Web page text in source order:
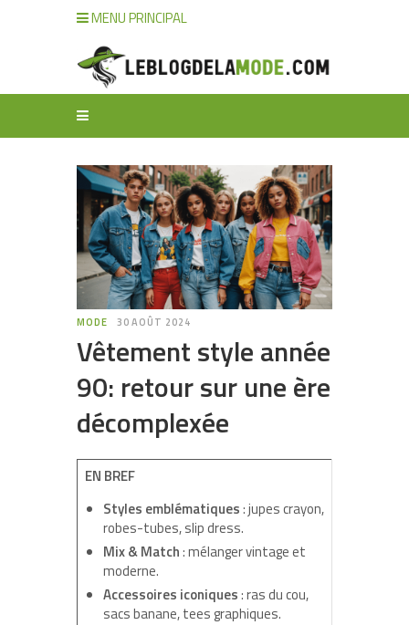
MENU PRINCIPAL
MODE 30 AOÛT 2024
Vêtement style année
90: retour sur une ère
décomplexée
EN BREF
Styles emblématiques: jupes crayon,
robes-tubes, slip dress.
Mix & Match: mélanger vintage et
moderne.
Accessoires iconiques: ras du cou,
sacs banane, tees graphiques.